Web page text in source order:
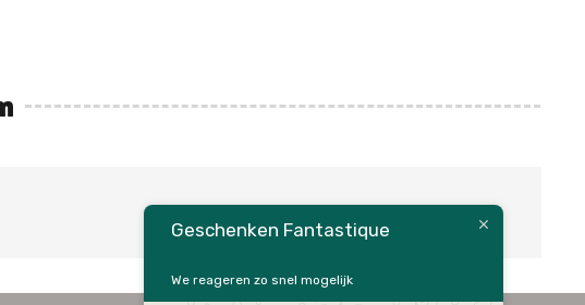
Geschenken Fantastique
We reageren zo snel mogelijk